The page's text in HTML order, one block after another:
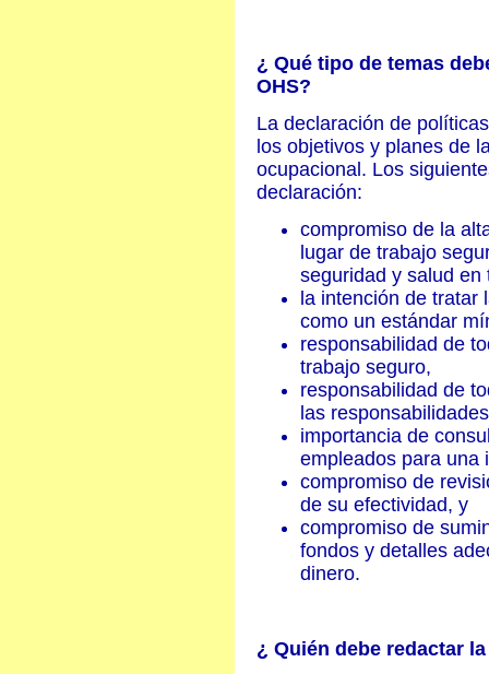
¿ Qué tipo de temas
OHS?
La declaración de
los objetivos y planes de
ocupacional. Los
declaración:
compromiso de la
lugar de trabajo
seguridad y salud
la intención de tratar
como un estándar
responsabilidad de
trabajo seguro,
responsabilidad de
las
importancia de
empleados para una
compromiso de
de su efectividad, y
compromiso de
fondos y detalles
dinero.
¿ Quién debe redactar